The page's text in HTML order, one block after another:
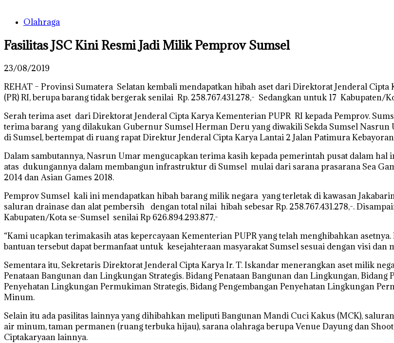
Olahraga
Fasilitas JSC Kini Resmi Jadi Milik Pemprov Sumsel
23/08/2019
REHAT – Provinsi Sumatera Selatan kembali mendapatkan hibah aset dari Direktorat Jenderal
(PR) RI, berupa barang tidak bergerak senilai Rp. 258.767.431.278,- Sedangkan untuk 17 Kabupaten/
Serah terima aset dari Direktorat Jenderal Cipta Karya Kementerian PUPR RI kepada Pemprov.
terima barang yang dilakukan Gubernur Sumsel Herman Deru yang diwakili Sekda Sumsel Nasrun
di Sumsel, bertempat di ruang rapat Direktur Jenderal Cipta Karya Lantai 2 Jalan Patimura
Dalam sambutannya, Nasrun Umar mengucapkan terima kasih kepada pemerintah pusat dalam
atas dukungannya dalam membangun infrastruktur di Sumsel mulai dari sarana prasarana Sea
2014 dan Asian Games 2018.
Pemprov Sumsel kali ini mendapatkan hibah barang milik negara yang terletak di kawasan
saluran drainase dan alat pembersih dengan total nilai hibah sebesar Rp. 258.767.431.278,-.
Kabupaten/Kota se-Sumsel senilai Rp 626.894.293.877,-
“Kami ucapkan terimakasih atas kepercayaan Kementerian PUPR yang telah menghibahkan
bantuan tersebut dapat bermanfaat untuk kesejahteraan masyarakat Sumsel sesuai dengan visi
Sementara itu, Sekretaris Direktorat Jenderal Cipta Karya Ir. T. Iskandar menerangkan aset milik
Penataan Bangunan dan Lingkungan Strategis. Bidang Penataan Bangunan dan Lingkungan, Bidang
Penyehatan Lingkungan Permukiman Strategis, Bidang Pengembangan Penyehatan Lingkungan
Minum.
Selain itu ada pasilitas lainnya yang dihibahkan meliputi Bangunan Mandi Cuci Kakus (MCK),
air minum, taman permanen (ruang terbuka hijau), sarana olahraga berupa Venue Dayung dan
Ciptakaryaan lainnya.